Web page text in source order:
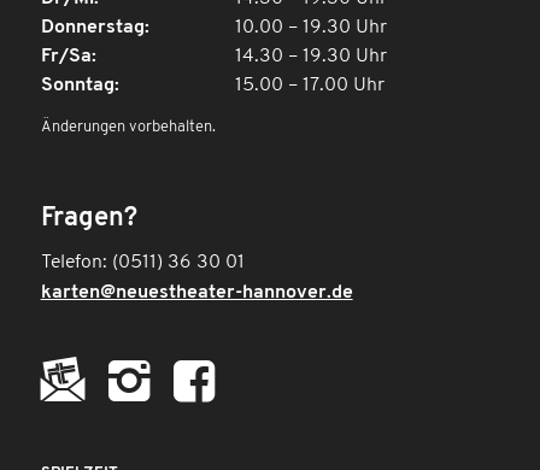
Donnerstag:
10.00 – 19.30 Uhr
Fr/Sa:
14.30 – 19.30 Uhr
Sonntag:
15.00 – 17.00 Uhr
Änderungen vorbehalten.
Fragen?
Telefon: (0511) 36 30 01
karten@neuestheater-hannover.de